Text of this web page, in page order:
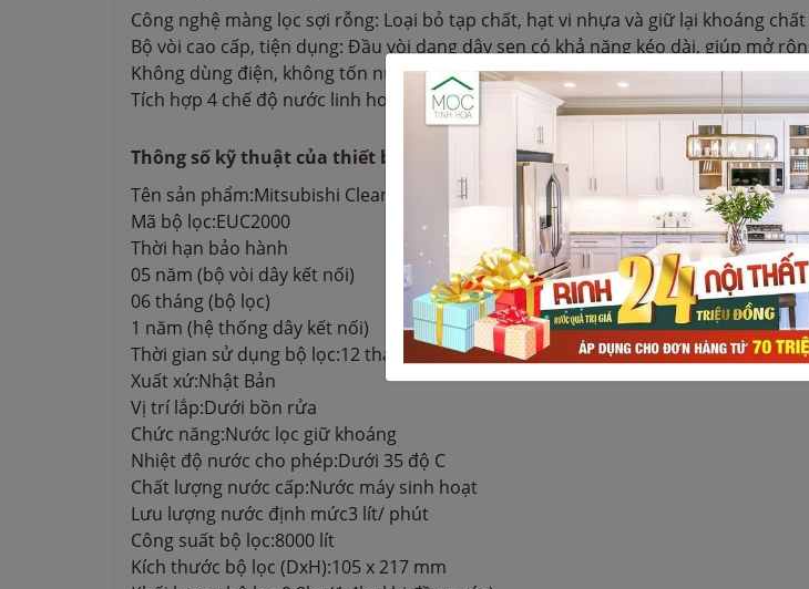
Công nghệ màng lọc sợi rỗng: Loại bỏ tạp chất, hạt vi nhựa và giữ lại khoáng
Bộ vòi cao cấp, tiện dụng: Đầu vòi dạng dây sen có khả năng kéo dài, giúp mở
Không dùng điện, không tốn nước thải: Bộ lọc công nghệ cao không sử dụng
Tích hợp 4 chế độ nước linh hoạt: Tia trực tiếp, kiểu vòi tia sen, chế độ nước
Thông số kỹ thuật của thiết bị lọc nước tích hợp Cleansui EU202
Tên sản phẩm:Mitsubishi Cleansui EU202
Mã bộ lọc:EUC2000
Thời hạn bảo hành
05 năm (bộ vòi dây kết nối)
06 tháng (bộ lọc)
1 năm (hệ thống dây kết nối)
Thời gian sử dụng bộ lọc:12 tháng (20 lít/ ngày)
Xuất xứ:Nhật Bản
Vị trí lắp:Dưới bồn rửa
Chức năng:Nước lọc giữ khoáng
Nhiệt độ nước cho phép:Dưới 35 độ C
Chất lượng nước cấp:Nước máy sinh hoạt
Lưu lượng nước định mức3 lít/ phút
Công suất bộ lọc:8000 lít
Kích thước bộ lọc (DxH):105 x 217 mm